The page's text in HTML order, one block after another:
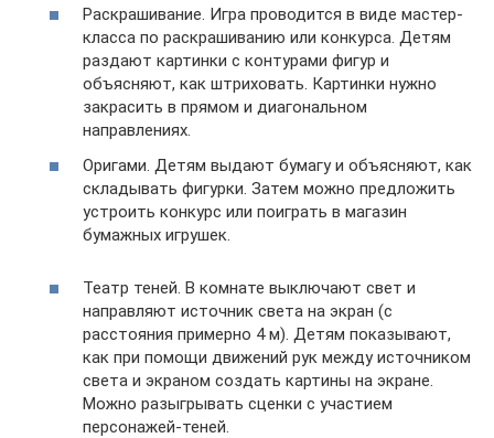
Раскрашивание. Игра проводится в виде мастер-
класса по раскрашиванию или конкурса. Детям
раздают картинки с контурами фигур и
объясняют, как штриховать. Картинки нужно
закрасить в прямом и диагональном
направлениях.
Оригами. Детям выдают бумагу и объясняют, как
складывать фигурки. Затем можно предложить
устроить конкурс или поиграть в магазин
бумажных игрушек.
Театр теней. В комнате выключают свет и
направляют источник света на экран (с
расстояния примерно 4 м). Детям показывают,
как при помощи движений рук между источником
света и экраном создать картины на экране.
Можно разыгрывать сценки с участием
персонажей-теней.